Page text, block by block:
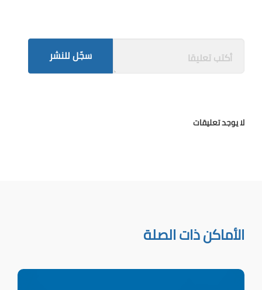
سجّل للنشر
لا يوجد تعليقات
الأماكن ذات الصلة